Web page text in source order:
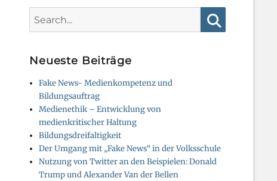
for:
Neueste Beiträge
Fake News- Medienkompetenz und
Bildungsauftrag
Medienethik – Entwicklung von
medienkritischer Haltung
Bildungsdreifaltigkeit
Der Umgang mit „Fake News“ in der Volksschule
Nutzung von Twitter an den Beispielen: Donald
Trump und Alexander Van der Bellen